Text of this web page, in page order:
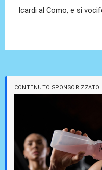
Icardi al Como, e si
CONTENUTO SPONSORIZZATO